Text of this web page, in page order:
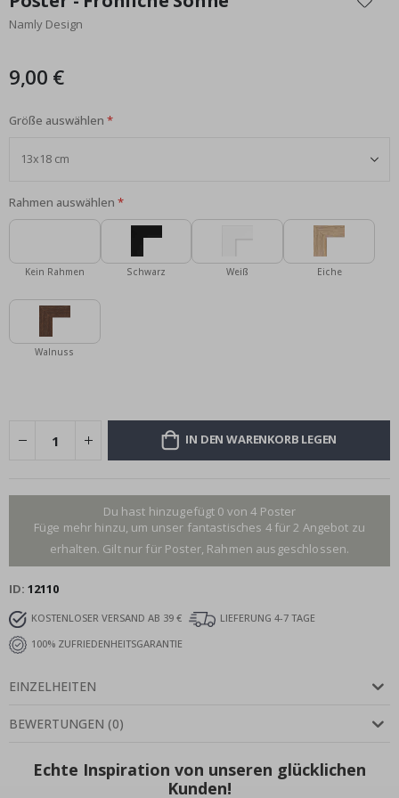
der
Bildgalerie
Namly Design
9,00 €
Größe auswählen
Rahmen auswählen
Kein Rahmen Schwarz Weiß Eiche
Walnuss
IN DEN WARENKORB LEGEN
Du hast hinzugefügt 0 von 4 Poster
Füge mehr hinzu, um unser fantastisches 4 für 2 Angebot zu
erhalten. Gilt nur für Poster, Rahmen ausgeschlossen.
ID 12110
KOSTENLOSER VERSAND AB 39 €
LIEFERUNG 4-7 TAGE
100% ZUFRIEDENHEITSGARANTIE
EINZELHEITEN
BEWERTUNGEN (0)
Echte Inspiration von unseren glücklichen
Kunden!